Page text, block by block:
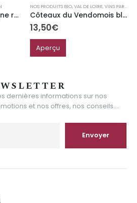
Igp Côtes de Gascogne rosé “l’été Gascon”
NOS PRODUITS BIO,VAL DE LOIRE,VINS PAR RÉGION
Côteaux du Vendomois blanc Domaine Patrice Colin “vieilles vignes” Bio
13,50€
Aperçu
dernières informations sur nos
et nos offres, nos conseils....